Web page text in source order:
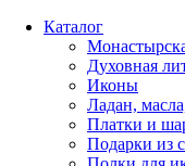
Каталог
Духовная
Иконы
Ладан,
Платки и
Подарки из